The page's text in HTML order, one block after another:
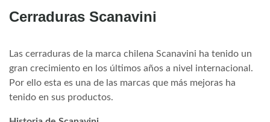
Cerraduras Scanavini
Las cerraduras de la marca chilena Scanavini ha tenido un
gran crecimiento en los últimos años a nivel internacional.
Por ello esta es una de las marcas que más mejoras ha
tenido en sus productos.